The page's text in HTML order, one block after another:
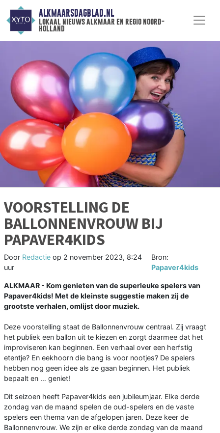
ALKMAARSDAGBLAD.NL
lokaal nieuws alkmaar en regio noord-
holland
VOORSTELLING DE
BALLONNENVROUW BIJ
PAPAVER4KIDS
Door Redactie op 2 november 2023, 8:24
uur
Bron:
Papaver4kids
ALKMAAR - Kom genieten van de superleuke spelers van
Papaver4kids! Met de kleinste suggestie maken zij de
grootste verhalen, omlijst door muziek.
Deze voorstelling staat de Ballonnenvrouw centraal. Zij vraagt
het publiek een ballon uit te kiezen en zorgt daarmee dat het
improviseren kan beginnen. Een verhaal over een herfstig
etentje? En eekhoorn die bang is voor nootjes? De spelers
hebben nog geen idee als ze gaan beginnen. Het publiek
bepaalt en … geniet!
Dit seizoen heeft Papaver4kids een jubileumjaar. Elke derde
zondag van de maand spelen de oud-spelers en de vaste
spelers een thema van de afgelopen jaren. Deze keer de
Ballonnenvrouw. We zijn er elke derde zondag van de maand